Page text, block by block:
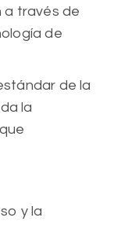
a través de
de
de la
la
y la